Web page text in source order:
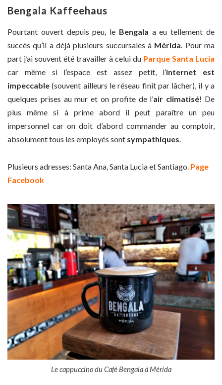
Bengala Kaffeehaus
Pourtant ouvert depuis peu, le Bengala a eu tellement de
succès qu’il a déjà plusieurs succursales à Mérida. Pour ma
part j’ai souvent été travailler à celui du Parque Santa Lucia
car même si l’espace est assez petit, l’internet est
impeccable (souvent ailleurs le réseau finit par lâcher), il y a
quelques prises au mur et on profite de l’air climatisé! De
plus même si à prime abord il peut paraître un peu
impersonnel car on doit d’abord commander au comptoir,
absolument tous les employés sont sympathiques.
Plusieurs adresses: Santa Ana, Santa Lucia et Santiago. Page
Facebook
Le cappuccino du Café Bengala à Mérida